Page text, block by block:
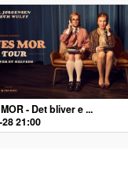
- Det bliver e ...
21:00